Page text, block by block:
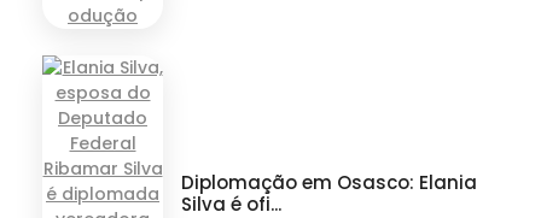
Diplomação em Osasco: Elania
Silva é ofi...